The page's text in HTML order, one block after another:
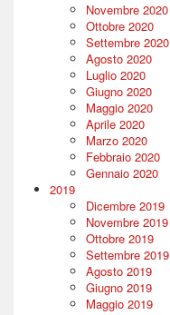
Novembre 2020
Ottobre 2020
Settembre 2020
Agosto 2020
Luglio 2020
Giugno 2020
Maggio 2020
Aprile 2020
Marzo 2020
Febbraio 2020
Gennaio 2020
2019
Dicembre 2019
Novembre 2019
Ottobre 2019
Settembre 2019
Agosto 2019
Giugno 2019
Maggio 2019